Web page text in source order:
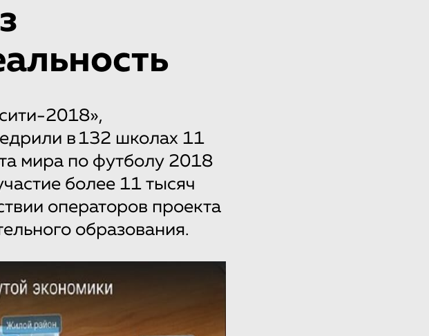
2018»,
в 132 школах 11
мира по футболу 2018
более 11 тысяч
операторов проекта
образования.